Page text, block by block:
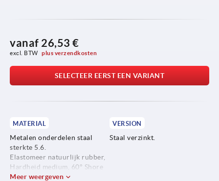
vanaf 26,53 €
excl. BTW plus verzendkosten
SELECTEER EERST EEN VARIANT
MATERIAL
Metalen onderdelen staal
sterkte 5.6.
Elastomeer natuurlijk rubber,
Hardheid medium, 60° Shore
+/-5 Shore
VERSION
Staal verzinkt.
Meer weergeven